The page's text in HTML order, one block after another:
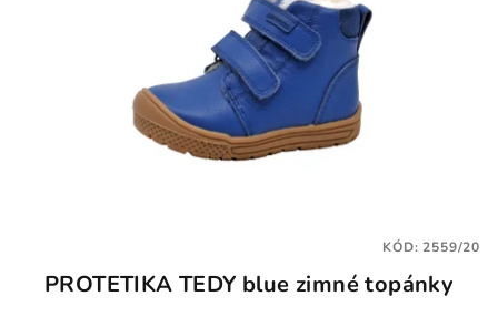
PROTETIKA TEDY blue zimné topánky
KÓD:2559/20